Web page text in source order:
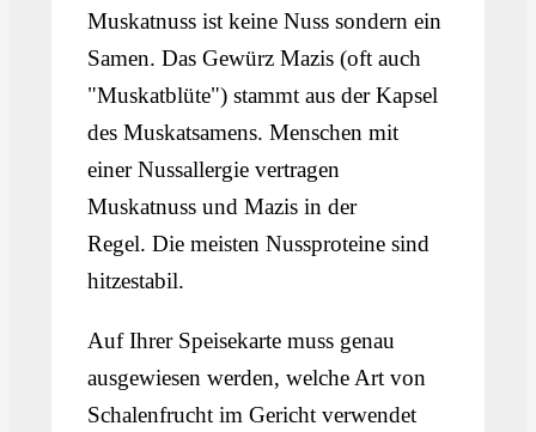
Muskatnuss ist keine Nuss sondern ein
Samen. Das Gewürz Mazis (oft auch
"Muskatblüte") stammt aus der Kapsel
des Muskatsamens. Menschen mit
einer Nussallergie vertragen
Muskatnuss und Mazis in der
Regel. Die meisten Nussproteine sind
hitzestabil.
Auf Ihrer Speisekarte muss genau
ausgewiesen werden, welche Art von
Schalenfrucht im Gericht verwendet